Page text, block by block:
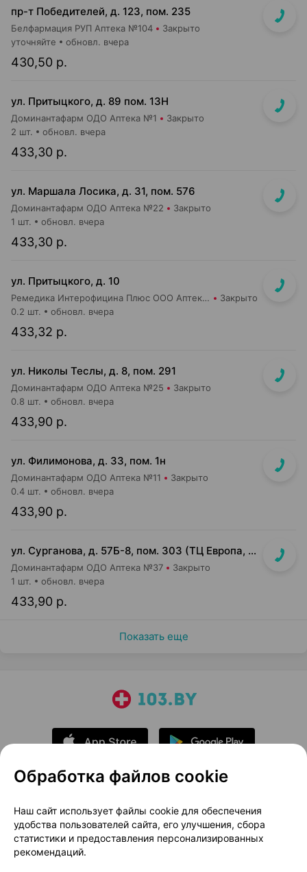
пр-т Победителей, д. 123, пом. 235
Белфармация РУП Аптека №104 Закрыто
430,50 р.
уточняйте обновл. вчера
ул. Притыцкого, д. 89 пом. 13Н
Доминантафарм ОДО Аптека №1 Закрыто
433,30 р.
2 шт. обновл. вчера
ул. Маршала Лосика, д. 31, пом. 576
Доминантафарм ОДО Аптека №22 Закрыто
433,30 р.
1 шт. обновл. вчера
ул. Притыцкого, д. 10
Ремедика Интерофицина Плюс ООО Аптека №8 Закрыто
433,32 р.
0.2 шт. обновл. вчера
ул. Николы Теслы, д. 8, пом. 291
Доминантафарм ОДО Аптека №25 Закрыто
433,90 р.
0.8 шт. обновл. вчера
ул. Филимонова, д. 33, пом. 1н
Доминантафарм ОДО Аптека №11 Закрыто
433,90 р.
0.4 шт. обновл. вчера
ул. Сурганова, д. 57Б-8, пом. 303 (ТЦ Европа, 3 этаж)
Доминантафарм ОДО Аптека №37 Закрыто
433,90 р.
1 шт. обновл. вчера
Показать еще
О проекте
Новости проекта
Размещение рекламы
Медицинский маркетинг
Публичный договор
Доставка
Обработка файлов cookie
Наш сайт использует файлы cookie для обеспечения
удобства пользователей сайта, его улучшения, сбора
статистики и предоставления персонализированных
рекомендаций.